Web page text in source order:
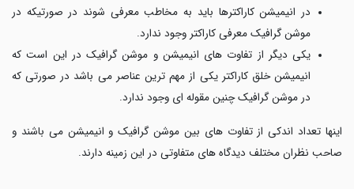
در انیمیشن کاراکترها باید به مخاطب معرفی شوند در صورتیکه در
موشن گرافیک معرفی کاراکتر وجود ندارد.
یکی دیگر از تفاوت های انیمیشن و موشن گرافیک در این است که
انیمیشن خلق کاراکتر یکی از مهم ترین عناصر می باشد در صورتی که
در موشن گرافیک چنین مقوله ای وجود ندارد.
اینها تعداد اندکی از تفاوت های بین موشن گرافیک و انیمیشن می باشند و
صاحب نظران مختلف دیدگاه های متفاوتی در این زمینه دارند.